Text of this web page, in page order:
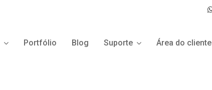
Portfólio Blog Suporte Área do cliente